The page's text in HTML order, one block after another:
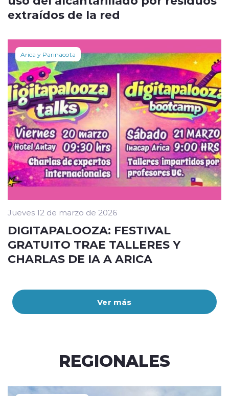
Ver más
extraídos de la red
Arica y Parinacota
Jueves 12 de marzo de 2026
DIGITAPALOOZA: FESTIVAL
GRATUITO TRAE TALLERES Y
CHARLAS DE IA A ARICA
REGIONALES